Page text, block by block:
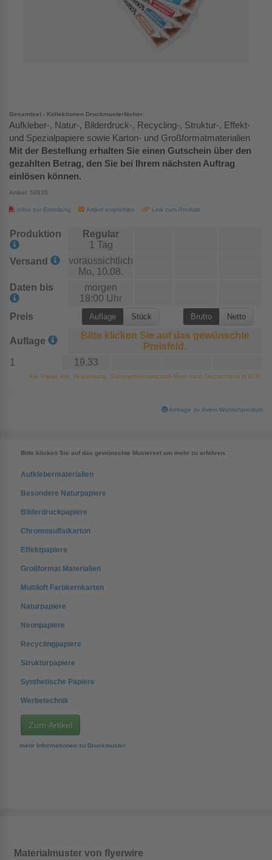
Gesamtset - Kollektionen Druckmusterfächer:
Aufkleber-, Natur-, Bilderdruck-, Recycling-, Struktur-, Effekt-
und Spezialpapiere sowie Karton- und Großformatmaterialien
Mit der Bestellung erhalten Sie einen Gutschein über den
gezahlten Betrag, den Sie bei Ihrem nächsten Auftrag
einlösen können.
Artikel: 58835
Infos zur Erstellung Artikel empfehlen Link zum Produkt
Produktion
Regular
1 Tag
Versand
voraussichtlich
Mo, 10.08.
Daten bis
morgen
18:00 Uhr
Preis
Auflage
Bitte klicken Sie auf das gewünschte
Preisfeld.
1
19,33
Alle Preise inkl. Verpackung, Standardversand und Mwst nach Deutschland in EUR.
Anfrage zu Ihrem Wunschprodukt
Bitte klicken Sie auf das gewünschte Musterset um mehr zu erfahren.
Aufklebermaterialien
Besondere Naturpapiere
Bilderdruckpapiere
Chromosulfatkarton
Effektpapiere
Großformat Materialien
Multiloft Farbkernkarten
Naturpapiere
Neonpapiere
Recyclingpapiere
Strukturpapiere
Synthetische Papiere
Werbetechnik
Zum Artikel
mehr Informationen zu Druckmuster
Materialmuster von flyerwire